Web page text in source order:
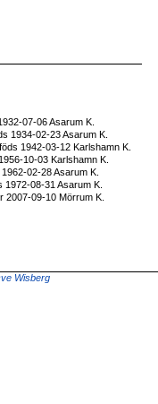
07-06 Asarum K.
1934-02-23 Asarum K.
föds 1942-03-12 Karlshamn K.
10-03 Karlshamn K.
02-28 Asarum K.
1972-08-31 Asarum K.
2007-09-10 Mörrum K.
Wisberg